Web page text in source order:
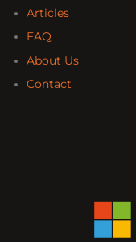
Articles
FAQ
About Us
Contact